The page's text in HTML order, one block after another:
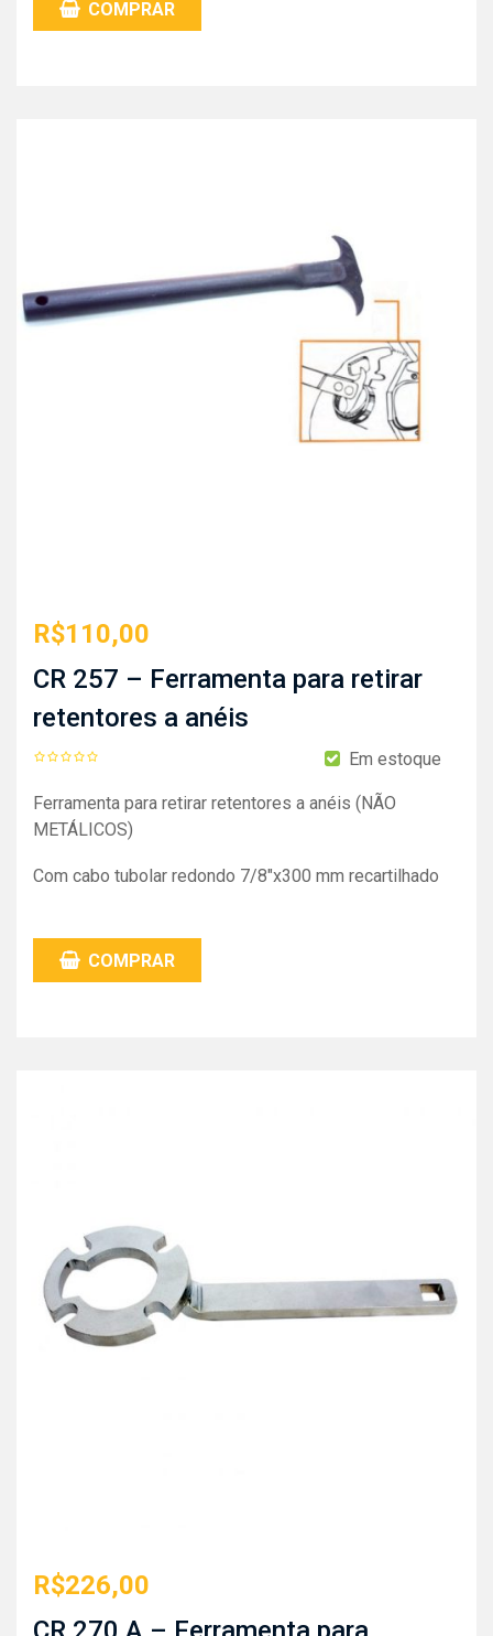
COMPRAR
R$110,00
CR 257 – Ferramenta para retirar
retentores a anéis
Em estoque
Ferramenta para retirar retentores a anéis (NÃO
METÁLICOS)
Com cabo tubolar redondo 7/8″x300 mm recartilhado
COMPRAR
R$226,00